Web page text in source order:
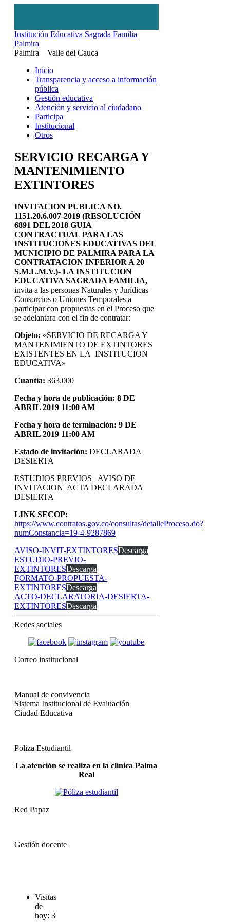
Institución Educativa Sagrada Familia
Palmira
Palmira – Valle del Cauca
Inicio
Transparencia y acceso a información
pública
Gestión educativa
Atención y servicio al ciudadano
Participa
Institucional
Otros
SERVICIO RECARGA Y
MANTENIMIENTO
EXTINTORES
INVITACION PUBLICA NO.
1151.20.6.007-2019 (RESOLUCIÓN
6891 DEL 2018 GUIA
CONTRACTUAL PARA LAS
INSTITUCIONES EDUCATIVAS DEL
MUNICIPIO DE PALMIRA PARA LA
CONTRATACION INFERIOR A 20
S.M.L.M.V.)- LA INSTITUCION
EDUCATIVA SAGRADA FAMILIA,
invita a las personas Naturales y Jurídicas
Consorcios o Uniones Temporales a
participar con propuestas en el Proceso que
se adelantara con el fin de contratar:
Objeto: «SERVICIO DE RECARGA Y
MANTENIMIENTO DE EXTINTORES
EXISTENTES EN LA INSTITUCION
EDUCATIVA»
Cuantía: 363.000
Fecha y hora de publicación: 8 DE
ABRIL 2019 11:00 AM
Fecha y hora de terminación: 9 DE
ABRIL 2019 11:00 AM
Estado de invitación: DECLARADA
DESIERTA
ESTUDIOS PREVIOS AVISO DE
INVITACION ACTA DECLARADA
DESIERTA
LINK SECOP:
https://www.contratos.gov.co/consultas/detalleProceso.do?
numConstancia=19-4-9287869
AVISO-INVIT-EXTINTORESDescarga
ESTUDIO-PREVIO-
EXTINTORESDescarga
FORMATO-PROPUESTA-
EXTINTORESDescarga
ACTO-DECLARATORIA-DESIERTA-
EXTINTORESDescarga
Redes sociales
Correo institucional
Manual de convivencia
Sistema Institucional de Evaluación
Ciudad Educativa
Poliza Estudiantil
La atención se realiza en la clínica Palma
Real
Red Papaz
Gestión docente
Visitas
de
hoy: 3